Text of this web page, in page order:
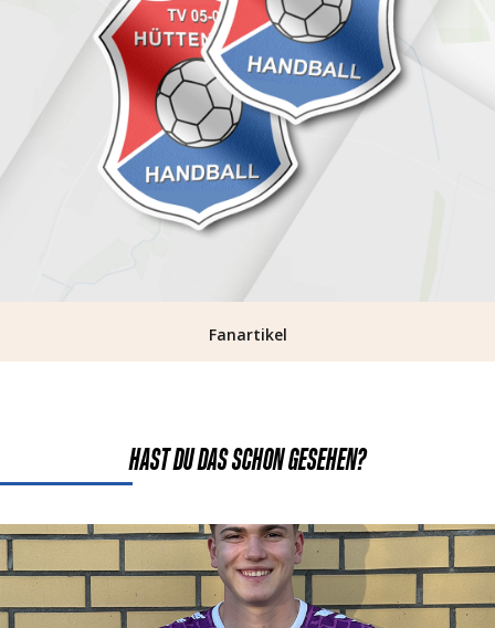
Fanartikel
HAST DU DAS SCHON GESEHEN?
Details